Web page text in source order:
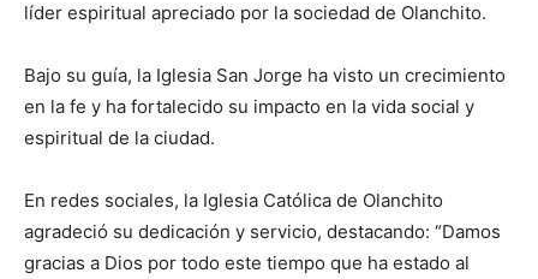
líder espiritual apreciado por la sociedad de Olanchito.
Bajo su guía, la Iglesia San Jorge ha visto un crecimiento
en la fe y ha fortalecido su impacto en la vida social y
espiritual de la ciudad.
En redes sociales, la Iglesia Católica de Olanchito
agradeció su dedicación y servicio, destacando: “Damos
gracias a Dios por todo este tiempo que ha estado al